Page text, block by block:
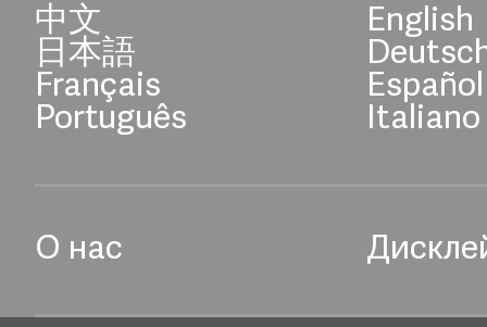
中文 English
日本語
Français Español
Português Italiano
О нас